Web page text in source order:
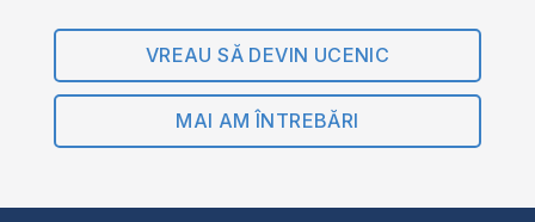
VREAU SĂ DEVIN UCENIC
MAI AM ÎNTREBĂRI